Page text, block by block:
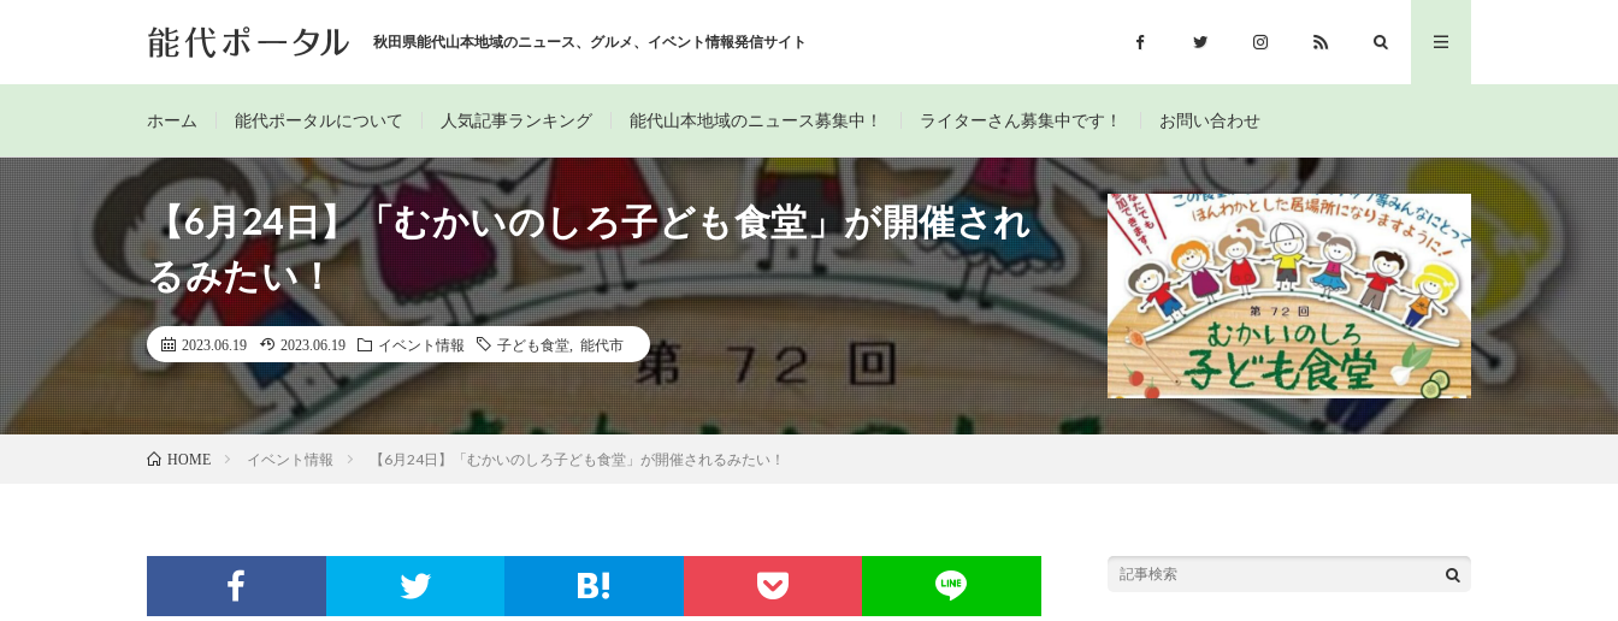
秋田県能代山本地域のニュース、グルメ、イベント情報発信サイト
ホーム 能代ポータルについて 人気記事ランキング 能代山本地域のニュース募集中！ ライターさん募集中です！ お問い合わせ
【6月24日】「むかいのしろ子ども食堂」が開催され
るみたい！
2023.06.19 2023.06.19 イベント情報 子ども食堂 能代市
HOME イベント情報 【6月24日】「むかいのしろ子ども食堂」が開催されるみたい！